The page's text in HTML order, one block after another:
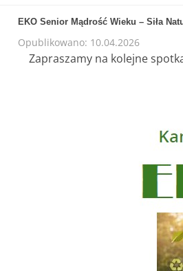
EKO Senior Mądrość Wieku – Siła
Opublikowano: 10.04.2026
Zapraszamy na kolejne